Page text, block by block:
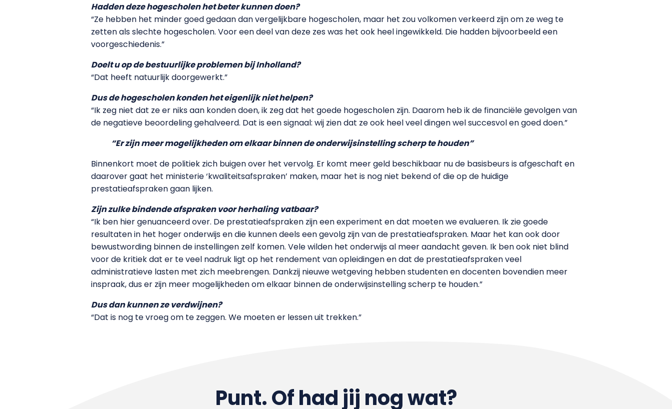
Hadden deze hogescholen het beter kunnen doen?
“Ze hebben het minder goed gedaan dan vergelijkbare hogescholen, maar het zou volkomen verkeerd zijn om ze weg te
zetten als slechte hogescholen. Voor een deel van deze zes was het ook heel ingewikkeld. Die hadden bijvoorbeeld een
voorgeschiedenis.”
Doelt u op de bestuurlijke problemen bij Inholland?
“Dat heeft natuurlijk doorgewerkt.”
Dus de hogescholen konden het eigenlijk niet helpen?
“Ik zeg niet dat ze er niks aan konden doen, ik zeg dat het goede hogescholen zijn. Daarom heb ik de financiële gevolgen van
de negatieve beoordeling gehalveerd. Dat is een signaal: wij zien dat ze ook heel veel dingen wel succesvol en goed doen.”
“Er zijn meer mogelijkheden om elkaar binnen de onderwijsinstelling scherp te houden”
Binnenkort moet de politiek zich buigen over het vervolg. Er komt meer geld beschikbaar nu de basisbeurs is afgeschaft en
daarover gaat het ministerie ‘kwaliteitsafspraken’ maken, maar het is nog niet bekend of die op de huidige
prestatieafspraken gaan lijken.
Zijn zulke bindende afspraken voor herhaling vatbaar?
“Ik ben hier genuanceerd over. De prestatieafspraken zijn een experiment en dat moeten we evalueren. Ik zie goede
resultaten in het hoger onderwijs en die kunnen deels een gevolg zijn van de prestatieafspraken. Maar het kan ook door
bewustwording binnen de instellingen zelf komen. Vele wilden het onderwijs al meer aandacht geven. Ik ben ook niet blind
voor de kritiek dat er te veel nadruk ligt op het rendement van opleidingen en dat de prestatieafspraken veel
administratieve lasten met zich meebrengen. Dankzij nieuwe wetgeving hebben studenten en docenten bovendien meer
inspraak, dus er zijn meer mogelijkheden om elkaar binnen de onderwijsinstelling scherp te houden.”
Dus dan kunnen ze verdwijnen?
“Dat is nog te vroeg om te zeggen. We moeten er lessen uit trekken.”
Punt. Of had jij nog wat?